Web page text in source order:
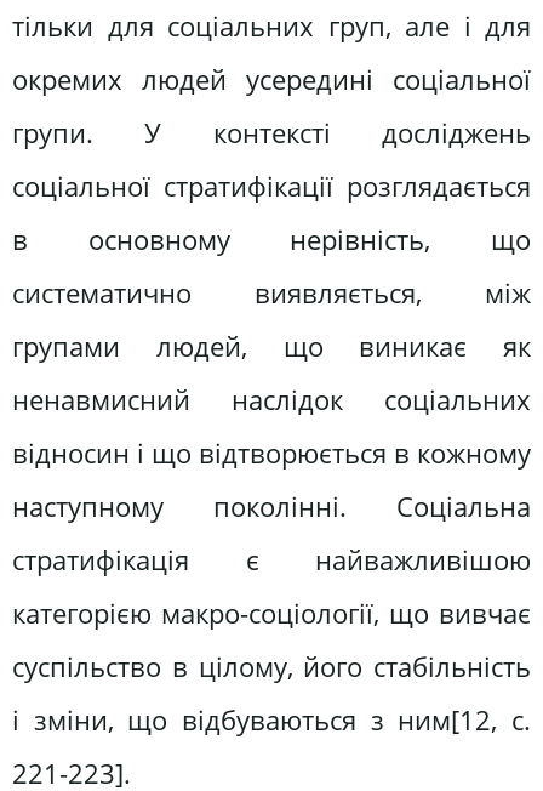
тільки для соціальних груп, але і для
окремих людей усередині соціальної
групи. У контексті досліджень
соціальної стратифікації розглядається
в основному нерівність, що
систематично виявляється, між
групами людей, що виникає як
ненавмисний наслідок соціальних
відносин і що відтворюється в кожному
наступному поколінні. Соціальна
стратифікація є найважливішою
категорією макро-соціології, що вивчає
суспільство в цілому, його стабільність
і зміни, що відбуваються з ним[12, c.
221-223].